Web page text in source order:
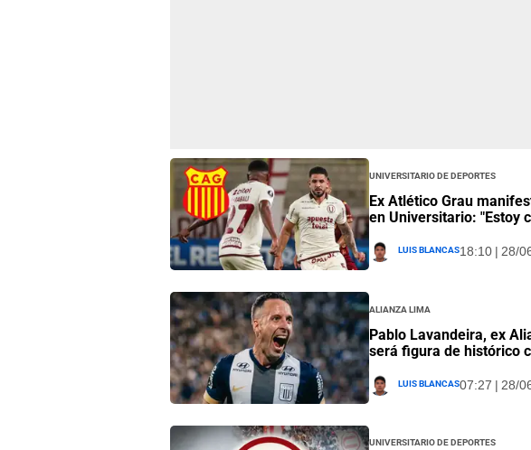
Universitario de Deportes
Ex Atlético Grau
en Universitario: "Estoy
Luis Blancas18:10 | 28/
Alianza Lima
Pablo Lavandeira, ex
será figura de histórico
Luis Blancas07:27 | 28/
Universitario de Deportes